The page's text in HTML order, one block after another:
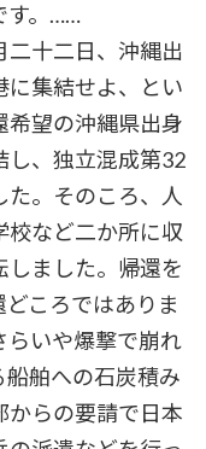
す。……
十二日、沖縄出
に集結せよ、とい
希望の沖縄県出身
し、独立混成第32
。そのころ、人
校など二か所に収
しました。帰還を
ころではありま
らいや爆撃で崩れ
舶への石炭積み
からの要請で日本